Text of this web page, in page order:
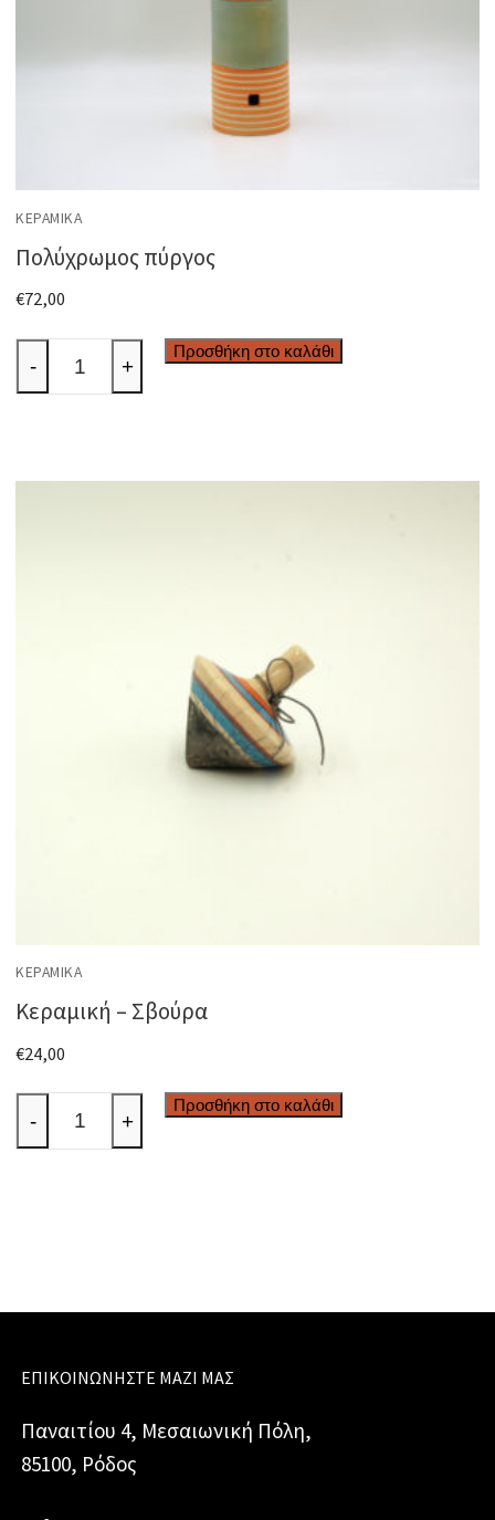
ΚΕΡΑΜΙΚΆ
Πολύχρωμος πύργος
€72,00
Πολύχρωμος
πύργος
- +
Προσθήκη στο καλάθι
ΚΕΡΑΜΙΚΆ
Κεραμική – Σβούρα
€24,00
Κεραμική
-
- +
Προσθήκη στο καλάθι
ΕΠΙΚΟΙΝΩΝΉΣΤΕ ΜΑΖΊ ΜΑΣ
Παναιτίου 4, Μεσαιωνική Πόλη,
85100, Ρόδος